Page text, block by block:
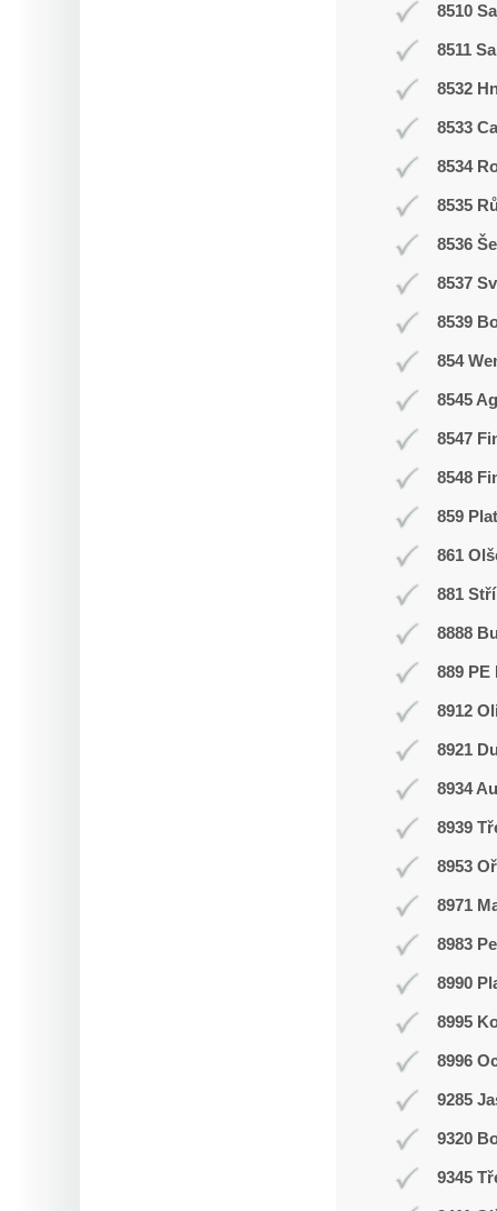
8510
8511
8532
8533
8534
8535
8536
8537
8539
854
8545
8547
8548
859
861
881
8888
889 PE
8912
8921
8934
8939
8953
8971
8983
8990
8995
8996
9285
9320
9345